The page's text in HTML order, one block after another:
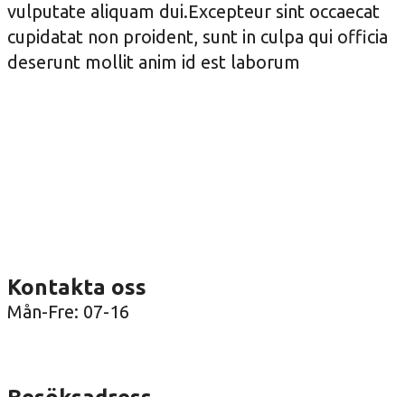
vulputate aliquam dui.Excepteur sint occaecat
cupidatat non proident, sunt in culpa qui officia
deserunt mollit anim id est laborum
Kontakta oss
Mån-Fre: 07-16